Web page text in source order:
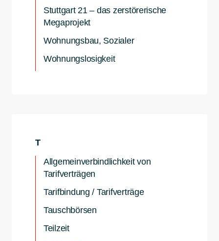
Stuttgart 21 – das zerstörerische
Megaprojekt
Wohnungsbau, Sozialer
Wohnungslosigkeit
T
Allgemeinverbindlichkeit von
Tarifverträgen
Tarifbindung / Tarifverträge
Tauschbörsen
Teilzeit